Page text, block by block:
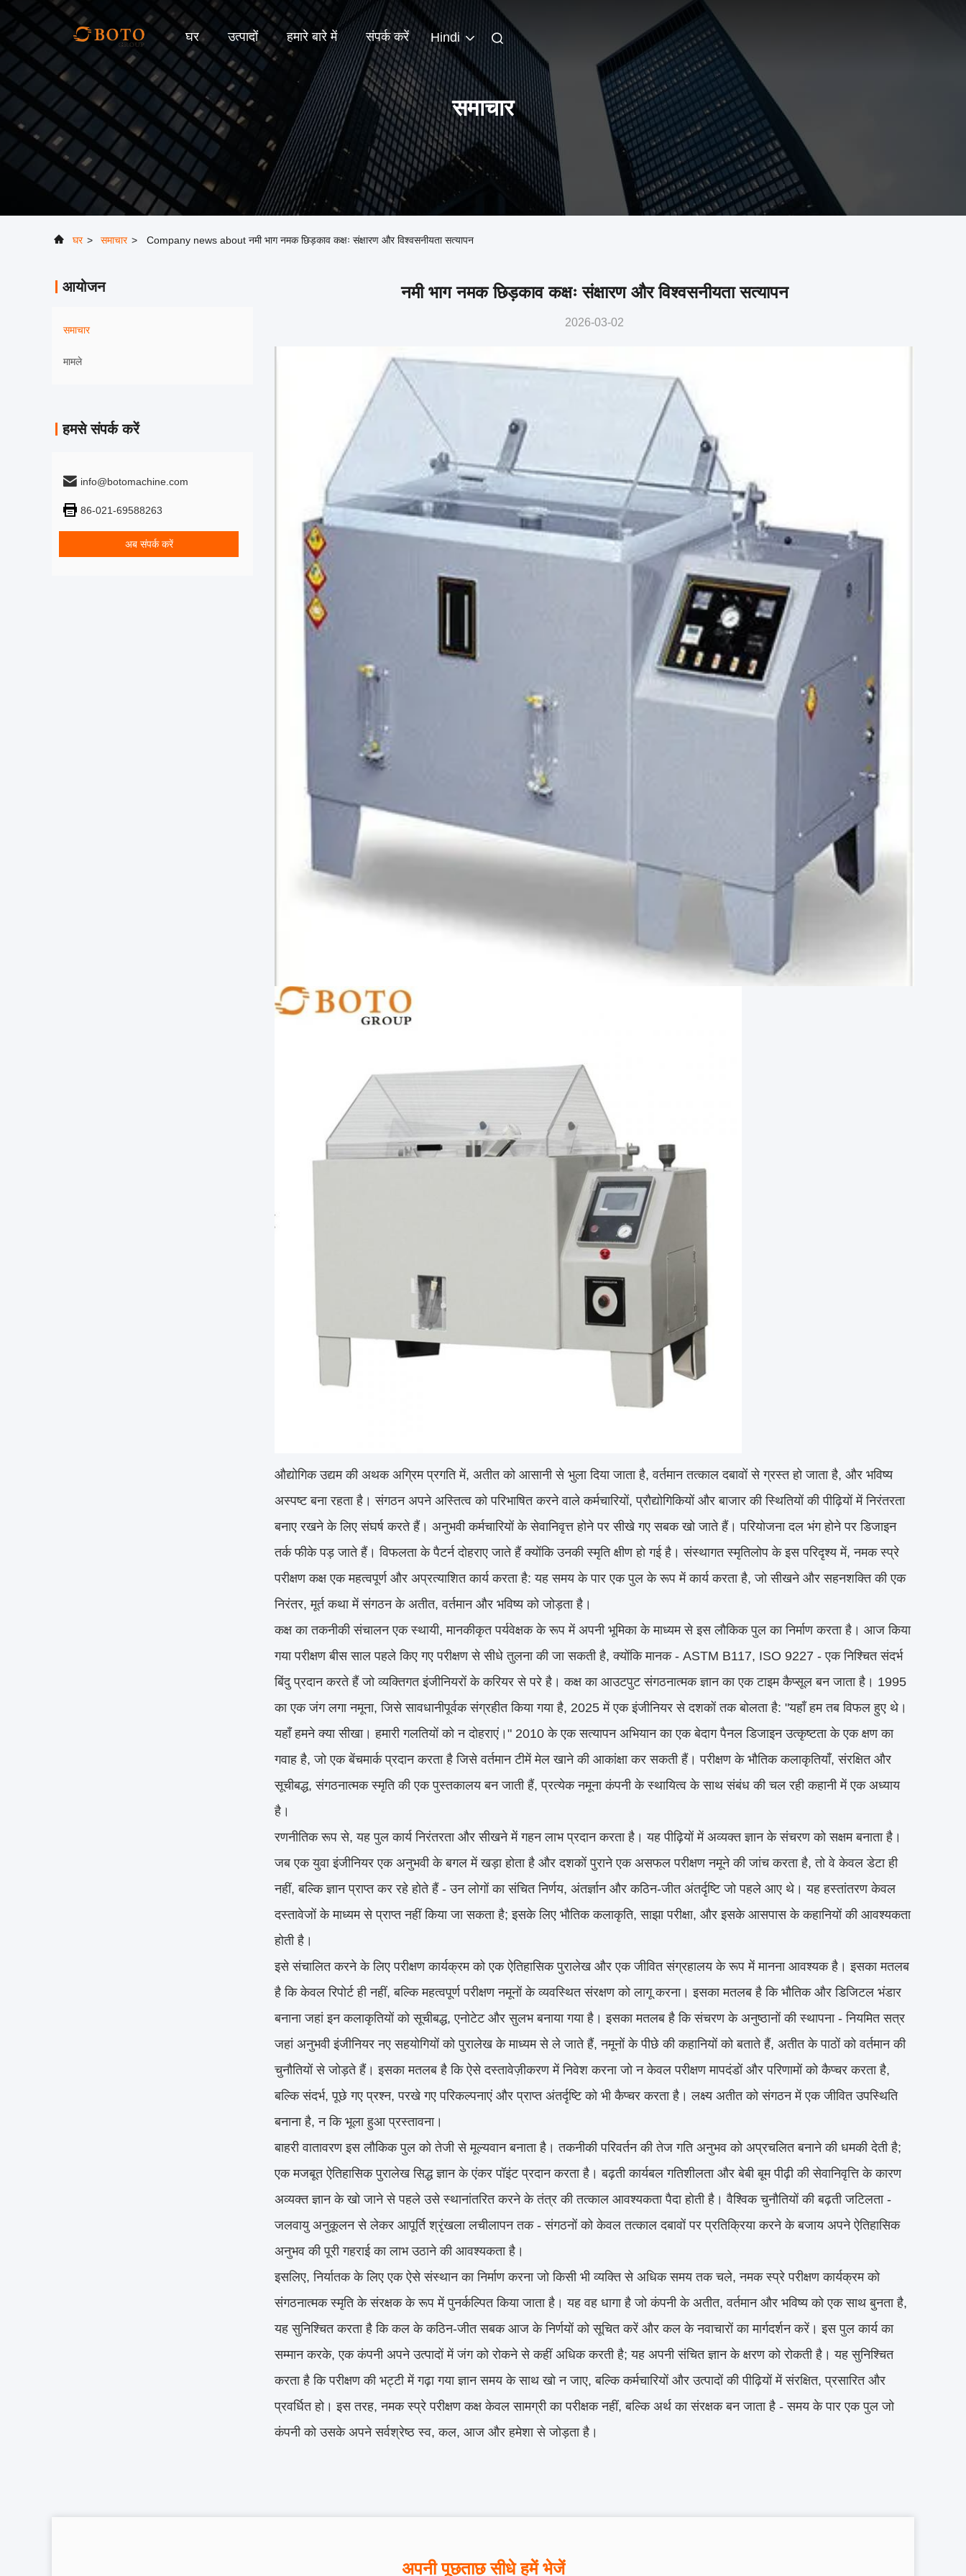
घर उत्पादों हमारे बारे में संपर्क करें Hindi
समाचार
घर > समाचार > Company news about नमी भाग नमक छिड़काव कक्षः संक्षारण और विश्वसनीयता सत्यापन
आयोजन
समाचार
मामले
हमसे संपर्क करें
info@botomachine.com
86-021-69588263
अब संपर्क करें
नमी भाग नमक छिड़काव कक्षः संक्षारण और विश्वसनीयता सत्यापन
2026-03-02
औद्योगिक उद्यम की अथक अग्रिम प्रगति में, अतीत को आसानी से भुला दिया जाता है, वर्तमान तत्काल दबावों से ग्रस्त हो जाता है, और भविष्य
अस्पष्ट बना रहता है। संगठन अपने अस्तित्व को परिभाषित करने वाले कर्मचारियों, प्रौद्योगिकियों और बाजार की स्थितियों की पीढ़ियों में निरंतरता
बनाए रखने के लिए संघर्ष करते हैं। अनुभवी कर्मचारियों के सेवानिवृत्त होने पर सीखे गए सबक खो जाते हैं। परियोजना दल भंग होने पर डिजाइन
तर्क फीके पड़ जाते हैं। विफलता के पैटर्न दोहराए जाते हैं क्योंकि उनकी स्मृति क्षीण हो गई है। संस्थागत स्मृतिलोप के इस परिदृश्य में, नमक स्प्रे
परीक्षण कक्ष एक महत्वपूर्ण और अप्रत्याशित कार्य करता है: यह समय के पार एक पुल के रूप में कार्य करता है, जो सीखने और सहनशक्ति की एक
निरंतर, मूर्त कथा में संगठन के अतीत, वर्तमान और भविष्य को जोड़ता है।
कक्ष का तकनीकी संचालन एक स्थायी, मानकीकृत पर्यवेक्षक के रूप में अपनी भूमिका के माध्यम से इस लौकिक पुल का निर्माण करता है। आज किया
गया परीक्षण बीस साल पहले किए गए परीक्षण से सीधे तुलना की जा सकती है, क्योंकि मानक - ASTM B117, ISO 9227 - एक निश्चित संदर्भ
बिंदु प्रदान करते हैं जो व्यक्तिगत इंजीनियरों के करियर से परे है। कक्ष का आउटपुट संगठनात्मक ज्ञान का एक टाइम कैप्सूल बन जाता है। 1995
का एक जंग लगा नमूना, जिसे सावधानीपूर्वक संग्रहीत किया गया है, 2025 में एक इंजीनियर से दशकों तक बोलता है: "यहाँ हम तब विफल हुए थे।
यहाँ हमने क्या सीखा। हमारी गलतियों को न दोहराएं।" 2010 के एक सत्यापन अभियान का एक बेदाग पैनल डिजाइन उत्कृष्टता के एक क्षण का
गवाह है, जो एक बेंचमार्क प्रदान करता है जिसे वर्तमान टीमें मेल खाने की आकांक्षा कर सकती हैं। परीक्षण के भौतिक कलाकृतियाँ, संरक्षित और
सूचीबद्ध, संगठनात्मक स्मृति की एक पुस्तकालय बन जाती हैं, प्रत्येक नमूना कंपनी के स्थायित्व के साथ संबंध की चल रही कहानी में एक अध्याय
है।
रणनीतिक रूप से, यह पुल कार्य निरंतरता और सीखने में गहन लाभ प्रदान करता है। यह पीढ़ियों में अव्यक्त ज्ञान के संचरण को सक्षम बनाता है।
जब एक युवा इंजीनियर एक अनुभवी के बगल में खड़ा होता है और दशकों पुराने एक असफल परीक्षण नमूने की जांच करता है, तो वे केवल डेटा ही
नहीं, बल्कि ज्ञान प्राप्त कर रहे होते हैं - उन लोगों का संचित निर्णय, अंतर्ज्ञान और कठिन-जीत अंतर्दृष्टि जो पहले आए थे। यह हस्तांतरण केवल
दस्तावेजों के माध्यम से प्राप्त नहीं किया जा सकता है; इसके लिए भौतिक कलाकृति, साझा परीक्षा, और इसके आसपास के कहानियों की आवश्यकता
होती है।
इसे संचालित करने के लिए परीक्षण कार्यक्रम को एक ऐतिहासिक पुरालेख और एक जीवित संग्रहालय के रूप में मानना ​​आवश्यक है। इसका मतलब
है कि केवल रिपोर्ट ही नहीं, बल्कि महत्वपूर्ण परीक्षण नमूनों के व्यवस्थित संरक्षण को लागू करना। इसका मतलब है कि भौतिक और डिजिटल भंडार
बनाना जहां इन कलाकृतियों को सूचीबद्ध, एनोटेट और सुलभ बनाया गया है। इसका मतलब है कि संचरण के अनुष्ठानों की स्थापना - नियमित सत्र
जहां अनुभवी इंजीनियर नए सहयोगियों को पुरालेख के माध्यम से ले जाते हैं, नमूनों के पीछे की कहानियों को बताते हैं, अतीत के पाठों को वर्तमान की
चुनौतियों से जोड़ते हैं। इसका मतलब है कि ऐसे दस्तावेज़ीकरण में निवेश करना जो न केवल परीक्षण मापदंडों और परिणामों को कैप्चर करता है,
बल्कि संदर्भ, पूछे गए प्रश्न, परखे गए परिकल्पनाएं और प्राप्त अंतर्दृष्टि को भी कैप्चर करता है। लक्ष्य अतीत को संगठन में एक जीवित उपस्थिति
बनाना है, न कि भूला हुआ प्रस्तावना।
बाहरी वातावरण इस लौकिक पुल को तेजी से मूल्यवान बनाता है। तकनीकी परिवर्तन की तेज गति अनुभव को अप्रचलित बनाने की धमकी देती है;
एक मजबूत ऐतिहासिक पुरालेख सिद्ध ज्ञान के एंकर पॉइंट प्रदान करता है। बढ़ती कार्यबल गतिशीलता और बेबी बूम पीढ़ी की सेवानिवृत्ति के कारण
अव्यक्त ज्ञान के खो जाने से पहले उसे स्थानांतरित करने के तंत्र की तत्काल आवश्यकता पैदा होती है। वैश्विक चुनौतियों की बढ़ती जटिलता -
जलवायु अनुकूलन से लेकर आपूर्ति श्रृंखला लचीलापन तक - संगठनों को केवल तत्काल दबावों पर प्रतिक्रिया करने के बजाय अपने ऐतिहासिक
अनुभव की पूरी गहराई का लाभ उठाने की आवश्यकता है।
इसलिए, निर्यातक के लिए एक ऐसे संस्थान का निर्माण करना जो किसी भी व्यक्ति से अधिक समय तक चले, नमक स्प्रे परीक्षण कार्यक्रम को
संगठनात्मक स्मृति के संरक्षक के रूप में पुनर्कल्पित किया जाता है। यह वह धागा है जो कंपनी के अतीत, वर्तमान और भविष्य को एक साथ बुनता है,
यह सुनिश्चित करता है कि कल के कठिन-जीत सबक आज के निर्णयों को सूचित करें और कल के नवाचारों का मार्गदर्शन करें। इस पुल कार्य का
सम्मान करके, एक कंपनी अपने उत्पादों में जंग को रोकने से कहीं अधिक करती है; यह अपनी संचित ज्ञान के क्षरण को रोकती है। यह सुनिश्चित
करता है कि परीक्षण की भट्टी में गढ़ा गया ज्ञान समय के साथ खो न जाए, बल्कि कर्मचारियों और उत्पादों की पीढ़ियों में संरक्षित, प्रसारित और
प्रवर्धित हो। इस तरह, नमक स्प्रे परीक्षण कक्ष केवल सामग्री का परीक्षक नहीं, बल्कि अर्थ का संरक्षक बन जाता है - समय के पार एक पुल जो
कंपनी को उसके अपने सर्वश्रेष्ठ स्व, कल, आज और हमेशा से जोड़ता है।
अपनी पूछताछ सीधे हमें भेजें